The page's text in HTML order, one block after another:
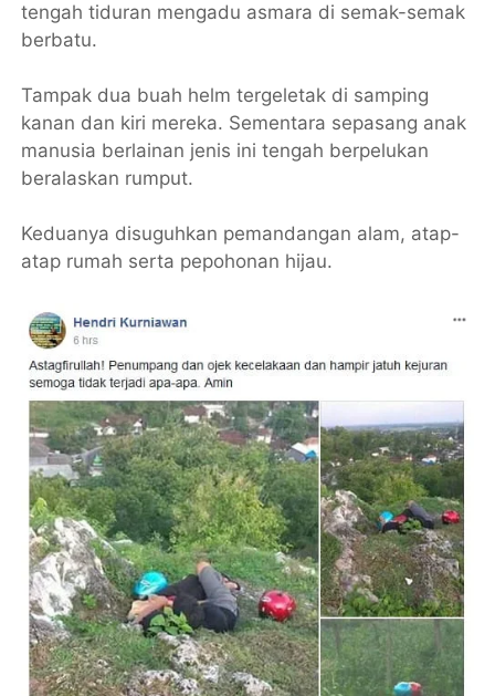
tengah tiduran mengadu asmara di semak-semak
berbatu.
Tampak dua buah helm tergeletak di samping
kanan dan kiri mereka. Sementara sepasang anak
manusia berlainan jenis ini tengah berpelukan
beralaskan rumput.
Keduanya disuguhkan pemandangan alam, atap-
atap rumah serta pepohonan hijau.